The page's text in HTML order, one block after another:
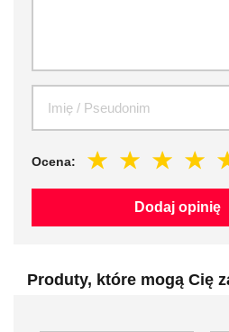
Ocena:
Dodaj opinię
Produty, które mogą Cię